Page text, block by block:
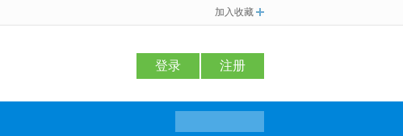
加入收藏
登录 注册